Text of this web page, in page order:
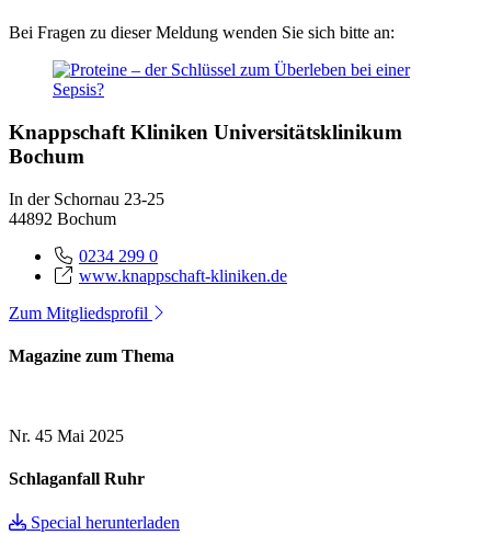
Bei Fragen zu dieser Meldung wenden Sie sich bitte an:
Knappschaft Kliniken Universitätsklinikum
Bochum
In der Schornau 23-25
44892 Bochum
0234 299 0
www.knappschaft-kliniken.de
Zum Mitgliedsprofil
Magazine zum Thema
Nr. 45 Mai 2025
Schlaganfall Ruhr
Special herunterladen